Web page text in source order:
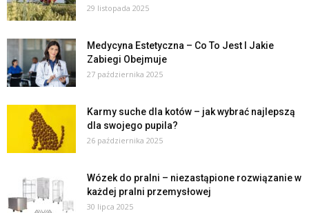
29 listopada 2025
Medycyna Estetyczna – Co To Jest I Jakie
Zabiegi Obejmuje
27 października 2025
Karmy suche dla kotów – jak wybrać najlepszą
dla swojego pupila?
26 października 2025
Wózek do pralni – niezastąpione rozwiązanie w
każdej pralni przemysłowej
30 lipca 2025